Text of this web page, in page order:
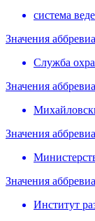
система
Значения
Служба
Значения
Значения
Значения
Институт